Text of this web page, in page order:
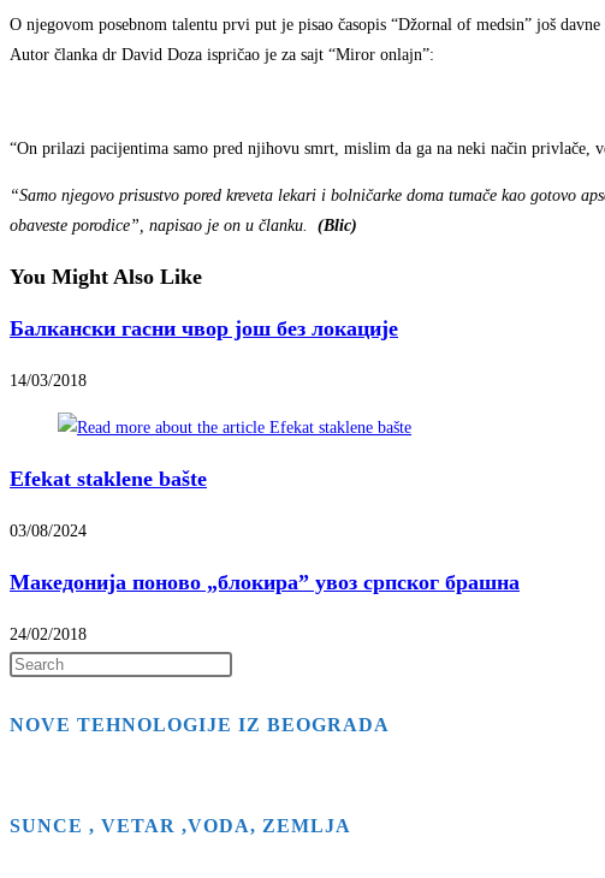
O njegovom posebnom talentu prvi put je pisao časopis “Džornal of medsin” još
Autor članka dr David Doza ispričao je za sajt “Miror onlajn”:
“On prilazi pacijentima samo pred njihovu smrt, mislim da ga na neki način privlače,
“Samo njegovo prisustvo pored kreveta lekari i bolničarke doma tumače kao gotovo
obaveste porodice”, napisao je on u članku. (Blic)
You Might Also Like
Балкански гасни чвор још без локације
14/03/2018
Efekat staklene bašte
03/08/2024
Македонија поново „блокира” увоз српског брашна
24/02/2018
to
NOVE TEHNOLOGIJE IZ BEOGRADA
SUNCE , VETAR ,VODA, ZEMLJA